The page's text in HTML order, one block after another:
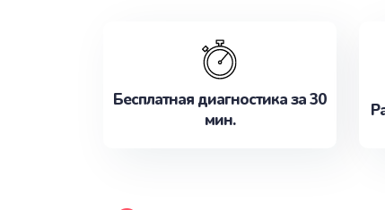
Бесплатная диагностика за 30
мин.